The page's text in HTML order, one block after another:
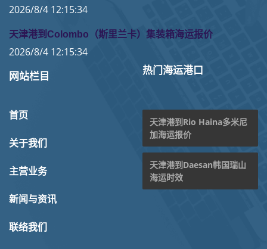
2026/8/4 12:15:34
天津港到Colombo（斯里兰卡）集装箱海运报价
2026/8/4 12:15:34
网站栏目
首页
关于我们
主营业务
新闻与资讯
联络我们
热门海运港口
天津港到Rio Haina多米尼
加海运报价
天津港到Daesan韩国瑞山
海运时效